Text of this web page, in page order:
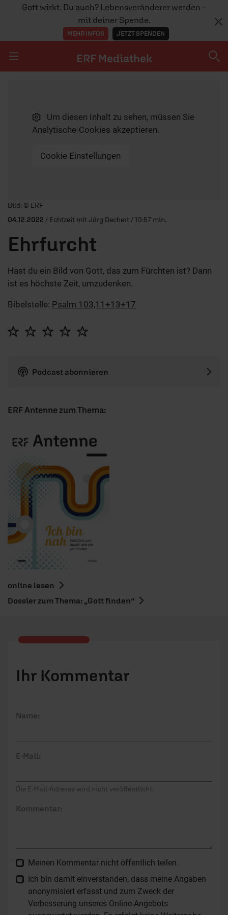
Gott wirkt. Du auch? Lebensveränderer werden –
mit deiner Spende.
MEHR INFOS JETZT SPENDEN
ERF Mediathek
SENDUNGEN A-ZUm diesen Inhalt zu sehen, müssen Sie
Analytische-Cookies akzeptieren.
Cookie Einstellungen
Player starten/anhalten
Bild: © ERF
04.12.2022 / Echtzeit mit Jörg Dechert / 10:57 min.
Ehrfurcht
Hast du ein Bild von Gott, das zum Fürchten ist? Dann
ist es höchste Zeit, umzudenken.
Bibelstelle: Psalm 103,11+13+17
Podcast abonnieren
ERF Antenne zum Thema:
online lesen
Dossier zum Thema: „Gott finden“
Ihr Kommentar
Name:
E-Mail:
Die E-Mail-Adresse wird nicht veröffentlicht.
Kommentar:
Meinen Kommentar nicht öffentlich teilen.
Ich bin damit einverstanden, dass meine Angaben
anonymisiert erfasst und zum Zweck der
Verbesserung unseres Online-Angebots